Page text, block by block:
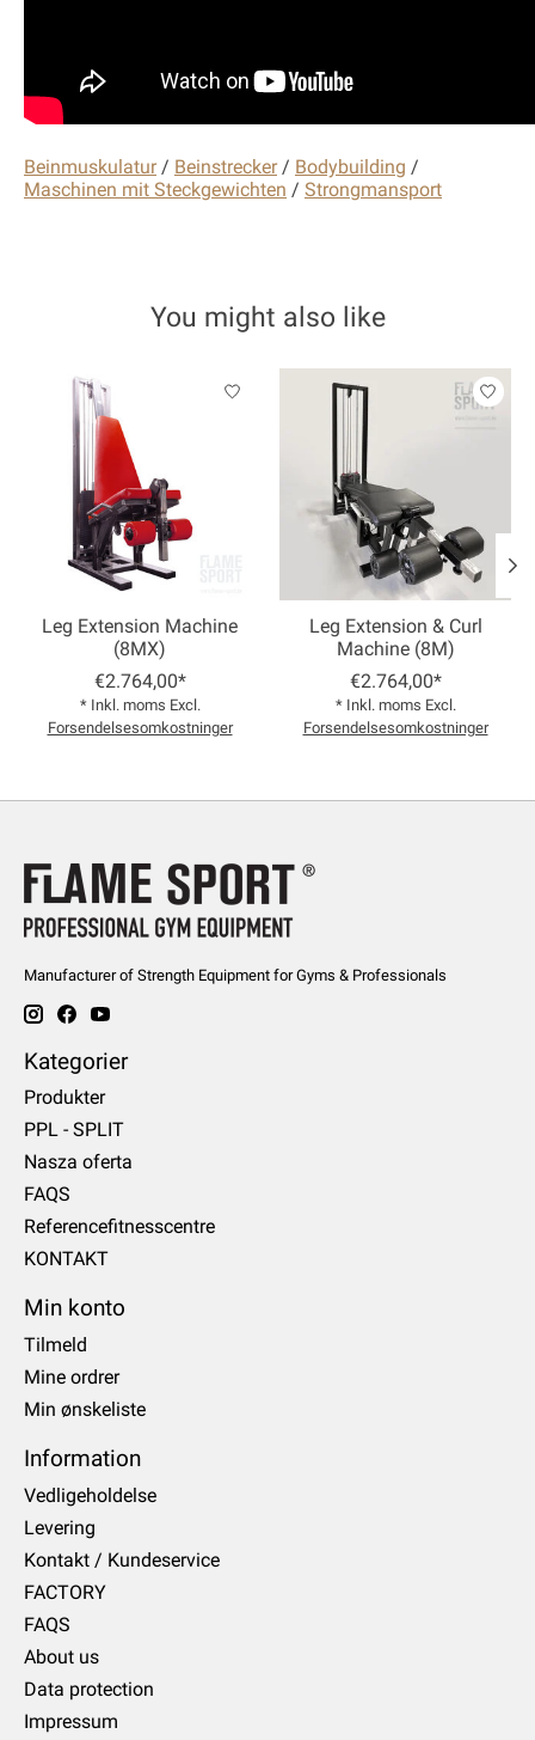
Beinmuskulatur/ Beinstrecker/ Bodybuilding /
Maschinen mit Steckgewichten / Strongmansport
You might also like
Product carousel items
Leg Extension Machine
(8MX)
€2.764,00*
* Inkl. moms Excl.
Forsendelsesomkostninger
Leg Extension & Curl
Machine (8M)
€2.764,00*
* Inkl. moms Excl.
Forsendelsesomkostninger
Manufacturer of Strength Equipment for Gyms & Professionals
Kategorier
Produkter
PPL - SPLIT
Nasza oferta
FAQS
Referencefitnesscentre
KONTAKT
Min konto
Tilmeld
Mine ordrer
Min ønskeliste
Information
Vedligeholdelse
Levering
Kontakt / Kundeservice
FACTORY
FAQS
About us
Data protection
Impressum